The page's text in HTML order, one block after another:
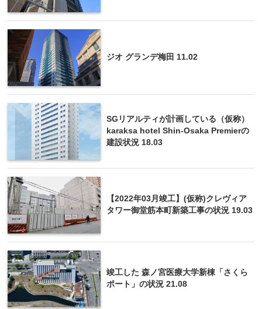
ジオ グランデ梅田 11.02
SGリアルティが計画している（仮称）
karaksa hotel Shin-Osaka Premierの
建設状況 18.03
【2022年03月竣工】(仮称)クレヴィア
タワー御堂筋本町新築工事の状況 19.03
竣工した 森ノ宮医療大学新棟「さくら
ポート」の状況 21.08